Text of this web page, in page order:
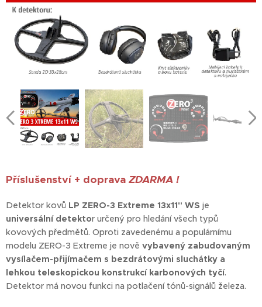
Příslušenství + doprava ZDARMA !
Detektor kovů LP ZERO-3 Extreme 13x11" WS je
universální detektor určený pro hledání všech typů
kovových předmětů. Oproti zavedenému a populárnímu
modelu ZERO-3 Extreme je nově vybavený zabudovaným
vysílačem-přijímačem s bezdrátovými sluchátky a
lehkou teleskopickou konstrukcí karbonových tyčí.
Detektor má novou funkci na potlačení tónů-signálů železa.